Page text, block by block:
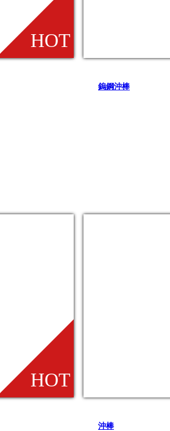
鎢鋼沖棒
沖棒